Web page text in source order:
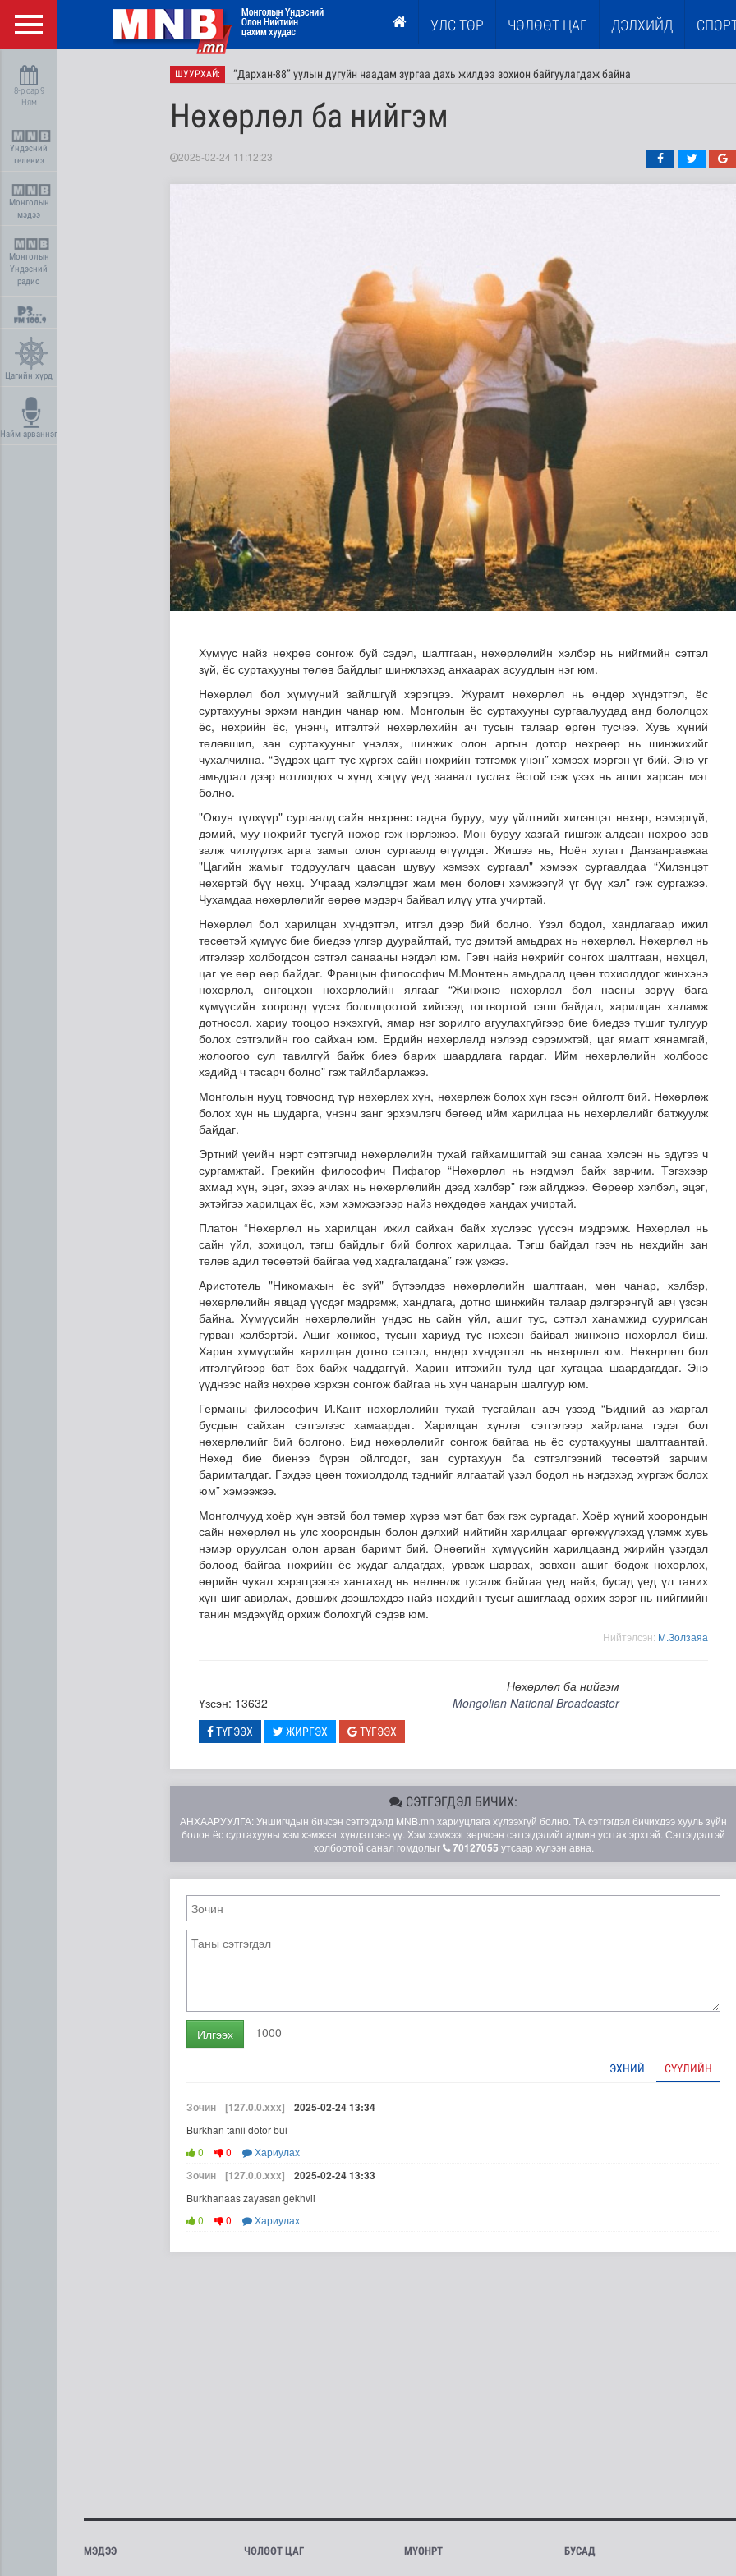
УЛС ТӨР ЧӨЛӨӨТ ЦАГ ДЭЛХИЙД
8-р сар 9
Ням
Үндэсний
телевиз
Монголын
мэдээ
Монголын
Үндэсний
радио
Цагийн хүрд
Найм арваннэг
ШУУРХАЙ: “Дархан-88” уулын дугуйн наадам зургаа дахь жилдээ зохион байгуулагдаж байна
Усны ослоос урьдчилан сэргийлэх эргүүлүүд тогтмол ажиллаж байна
Манай улс 3.10 тонн алт гадаадад гаргажээ
“Дүрслэх урлагийн оюуны өв сан” тусгай үзэсгэлэн нээгдлээ
Нөхөрлөл ба нийгэм
2025-02-24 11:12:23
Хүмүүс найз нөхрөө сонгож буй сэдэл, шалтгаан, нөхөрлөлийн хэлбэр нь нийгмийн сэтгэл
зүй, ёс суртахууны төлөв байдлыг шинжлэхэд анхаарах асуудлын нэг юм.
Нөхөрлөл бол хүмүүний зайлшгүй хэрэгцээ. Журамт нөхөрлөл нь өндөр хүндэтгэл, ёс
суртахууны эрхэм нандин чанар юм. Монголын ёс суртахууны сургаалуудад анд бололцох
ёс, нөхрийн ёс, үнэнч, итгэлтэй нөхөрлөхийн ач тусын талаар өргөн тусчээ. Хувь хүний
төлөвшил, зан суртахууныг үнэлэх, шинжих олон аргын дотор нөхрөөр нь шинжихийг
чухалчилна. “Зүдрэх цагт тус хүргэх сайн нөхрийн тэтгэмж үнэн” хэмээх мэргэн үг бий. Энэ үг
амьдрал дээр нотлогдох ч хүнд хэцүү үед заавал туслах ёстой гэж үзэх нь ашиг харсан мэт
болно.
"Оюун түлхүүр" сургаалд сайн нөхрөөс гадна буруу, муу үйлтнийг хилэнцэт нөхөр, нэмэргүй,
дэмий, муу нөхрийг тусгүй нөхөр гэж нэрлэжээ. Мөн буруу хазгай гишгэж алдсан нөхрөө зөв
залж чиглүүлэх арга замыг олон сургаалд өгүүлдэг. Жишээ нь, Ноён хутагт Данзанравжаа
"Цагийн жамыг тодруулагч цаасан шувуу хэмээх сургаал" хэмээх сургаалдаа “Хилэнцэт
нөхөртэй бүү нөхц. Учраад хэлэлцдэг жам мөн боловч хэмжээгүй үг бүү хэл” гэж сургажээ.
Чухамдаа нөхөрлөлийг өөрөө мэдэрч байвал илүү утга учиртай.
Нөхөрлөл бол харилцан хүндэтгэл, итгэл дээр бий болно. Үзэл бодол, хандлагаар ижил
төсөөтэй хүмүүс бие биедээ үлгэр дуурайлтай, тус дэмтэй амьдрах нь нөхөрлөл. Нөхөрлөл нь
итгэлээр холбогдсон сэтгэл санааны нэгдэл юм. Гэвч найз нөхрийг сонгох шалтгаан, нөхцөл,
цаг үе өөр өөр байдаг. Францын философич М.Монтень амьдралд цөөн тохиолддог жинхэнэ
нөхөрлөл, өнгөцхөн нөхөрлөлийн ялгааг “Жинхэнэ нөхөрлөл бол насны зөрүү бага
хүмүүсийн хооронд үүсэх бололцоотой хийгээд тогтвортой тэгш байдал, харилцан халамж
дотносол, хариу тооцоо нэхэхгүй, ямар нэг зорилго агуулахгүйгээр бие биедээ түшиг тулгуур
болох сэтгэлийн гоо сайхан юм. Ердийн нөхөрлөлд нэлээд сэрэмжтэй, цаг ямагт хянамгай,
жолоогоо сул тавилгүй байж биеэ барих шаардлага гардаг. Ийм нөхөрлөлийн холбоос
хэдийд ч тасарч болно” гэж тайлбарлажээ.
Монголын нууц товчоонд түр нөхөрлөх хүн, нөхөрлөж болох хүн гэсэн ойлголт бий. Нөхөрлөж
болох хүн нь шударга, үнэнч занг эрхэмлэгч бөгөөд ийм харилцаа нь нөхөрлөлийг батжуулж
байдаг.
Эртний үеийн нэрт сэтгэгчид нөхөрлөлийн тухай гайхамшигтай эш санаа хэлсэн нь эдүгээ ч
сургамжтай. Грекийн философич Пифагор “Нөхөрлөл нь нэгдмэл байх зарчим. Тэгэхээр
ахмад хүн, эцэг, эхээ ачлах нь нөхөрлөлийн дээд хэлбэр” гэж айлджээ. Өөрөөр хэлбэл, эцэг,
эхтэйгээ харилцах ёс, хэм хэмжээгээр найз нөхдөдөө хандах учиртай.
Платон “Нөхөрлөл нь харилцан ижил сайхан байх хүслээс үүссэн мэдрэмж. Нөхөрлөл нь
сайн үйл, зохицол, тэгш байдлыг бий болгох харилцаа. Тэгш байдал гээч нь нөхдийн зан
төлөв адил төсөөтэй байгаа үед хадгалагдана” гэж үзжээ.
Аристотель "Никомахын ёс зүй" бүтээлдээ нөхөрлөлийн шалтгаан, мөн чанар, хэлбэр,
нөхөрлөлийн явцад үүсдэг мэдрэмж, хандлага, дотно шинжийн талаар дэлгэрэнгүй авч үзсэн
байна. Хүмүүсийн нөхөрлөлийн үндэс нь сайн үйл, ашиг тус, сэтгэл ханамжид суурилсан
гурван хэлбэртэй. Ашиг хонжоо, тусын хариуд тус нэхсэн байвал жинхэнэ нөхөрлөл биш.
Харин хүмүүсийн харилцан дотно сэтгэл, өндөр хүндэтгэл нь нөхөрлөл юм. Нөхөрлөл бол
итгэлгүйгээр бат бэх байж чаддаггүй. Харин итгэхийн тулд цаг хугацаа шаардагддаг. Энэ
үүднээс найз нөхрөө хэрхэн сонгож байгаа нь хүн чанарын шалгуур юм.
Германы философич И.Кант нөхөрлөлийн тухай тусгайлан авч үзээд “Бидний аз жаргал
бусдын сайхан сэтгэлээс хамаардаг. Харилцан хүнлэг сэтгэлээр хайрлана гэдэг бол
нөхөрлөлийг бий болгоно. Бид нөхөрлөлийг сонгож байгаа нь ёс суртахууны шалтгаантай.
Нөхөд бие биенээ бүрэн ойлгодог, зан суртахуун ба сэтгэлгээний төсөөтэй зарчим
баримталдаг. Гэхдээ цөөн тохиолдолд тэднийг ялгаатай үзэл бодол нь нэгдэхэд хүргэж болох
юм” хэмээжээ.
Монголчууд хоёр хүн эвтэй бол төмөр хүрээ мэт бат бэх гэж сургадаг. Хоёр хүний хоорондын
сайн нөхөрлөл нь улс хоорондын болон дэлхий нийтийн харилцааг өргөжүүлэхэд үлэмж хувь
нэмэр оруулсан олон арван баримт бий. Өнөөгийн хүмүүсийн харилцаанд жирийн үзэгдэл
болоод байгаа нөхрийн ёс жудаг алдагдах, урваж шарвах, зөвхөн ашиг бодож нөхөрлөх,
өөрийн чухал хэрэгцээгээ хангахад нь нөлөөлж тусалж байгаа үед найз, бусад үед үл таних
хүн шиг авирлах, дэвшиж дээшлэхдээ найз нөхдийн тусыг ашиглаад орхих зэрэг нь нийгмийн
танин мэдэхүйд орхиж болохгүй сэдэв юм.
Нийтэлсэн: М.Золзаяа
Нөхөрлөл ба нийгэм
Үзсэн: 13632
Mongolian National Broadcaster
ТҮГЭЭХ ЖИРГЭХ ТҮГЭЭХ
СЭТГЭГДЭЛ БИЧИХ:
АНХААРУУЛГА: Уншигчдын бичсэн сэтгэгдэлд MNB.mn хариуцлага хүлээхгүй болно. ТА сэтгэгдэл бичихдээ хууль зүйн
болон ёс суртахууны хэм хэмжээг хүндэтгэнэ үү. Хэм хэмжээг зөрчсөн сэтгэгдэлийг админ устгах эрхтэй. Сэтгэгдэлтэй
холбоотой санал гомдолыг
70127055 утсаар хүлээн авна.
Илгээх 1000
ЭХНИЙ СҮҮЛИЙН
Зочин [127.0.0.xxx] 2025-02-24 13:34
Burkhan tanii dotor bui
0
0 Хариулах
Зочин [127.0.0.xxx] 2025-02-24 13:33
Burkhanaas zayasan gekhvii
0
0 Хариулах
МЭДЭЭ ЧӨЛӨӨТ ЦАГ МҮОНРТ БУСАД